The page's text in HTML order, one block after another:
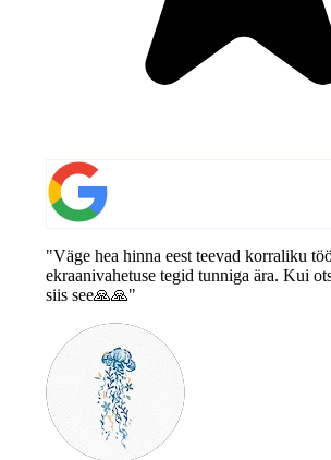
"Väge hea hinna eest teevad korraliku
ekraanivahetuse tegid tunniga ära. Kui
siis see🙏🙏"